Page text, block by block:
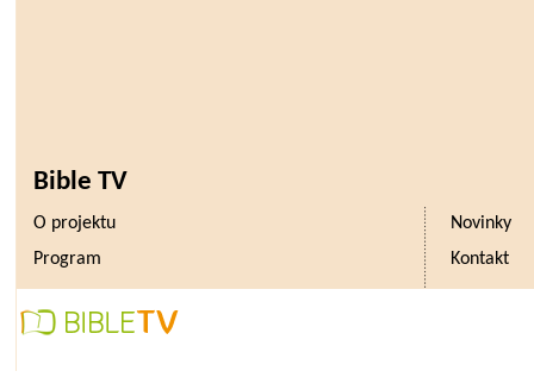
Bible TV
O projektu
Novinky
Program
Kontakt